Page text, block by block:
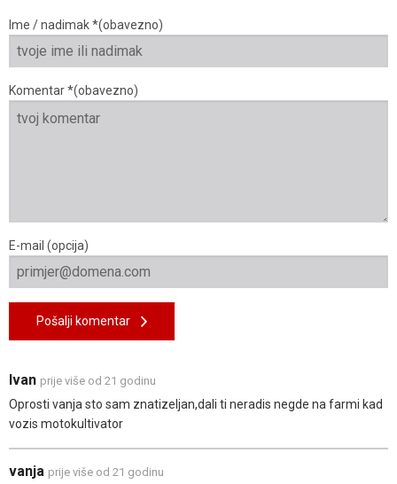
Ime / nadimak *(obavezno)
Komentar *(obavezno)
E-mail (opcija)
Pošalji komentar
Ivan prije više od 21 godinu
Oprosti vanja sto sam znatizeljan,dali ti neradis negde na farmi kad
vozis motokultivator
vanja prije više od 21 godinu